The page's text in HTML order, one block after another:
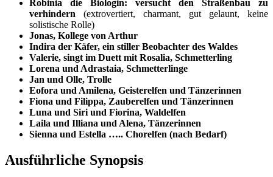
Robinia die Biologin: versucht den Straßenbau zu
verhindern (extrovertiert, charmant, gut gelaunt, keine
solistische Rolle)
Jonas, Kollege von Arthur
Indira der Käfer, ein stiller Beobachter des Waldes
Valerie, singt im Duett mit Rosalia, Schmetterling
Lorena und Adrastaia, Schmetterlinge
Jan und Olle, Trolle
Eofora und Amilena, Geisterelfen und Tänzerinnen
Fiona und Filippa, Zauberelfen und Tänzerinnen
Luna und Siri und Fiorina, Waldelfen
Laila und Illiana und Alena, Tänzerinnen
Sienna und Estella ….. Chorelfen (nach Bedarf)
Ausführliche Synopsis